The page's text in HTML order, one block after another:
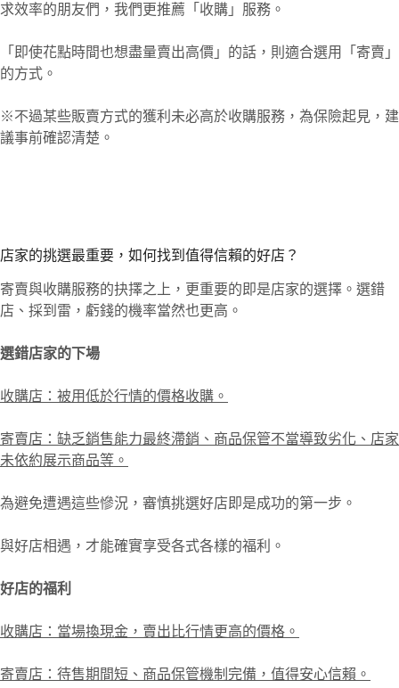
求效率的朋友們，我們更推薦「收購」服務。
「即使花點時間也想盡量賣出高價」的話，則適合選用「寄賣」
的方式。
※不過某些販賣方式的獲利未必高於收購服務，為保險起見，建
議事前確認清楚。
店家的挑選最重要，如何找到值得信賴的好店？
寄賣與收購服務的抉擇之上，更重要的即是店家的選擇。選錯
店、採到雷，虧錢的機率當然也更高。
選錯店家的下場
收購店：被用低於行情的價格收購。
寄賣店：缺乏銷售能力最終滯銷、商品保管不當導致劣化、店家
未依約展示商品等。
為避免遭遇這些慘況，審慎挑選好店即是成功的第一步。
與好店相遇，才能確實享受各式各樣的福利。
好店的福利
收購店：當場換現金，賣出比行情更高的價格。
寄賣店：待售期間短、商品保管機制完備，值得安心信賴。